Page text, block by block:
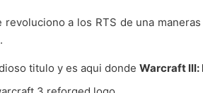
revoluciono a los RTS de una
titulo y es aqui donde Warcraft lll: